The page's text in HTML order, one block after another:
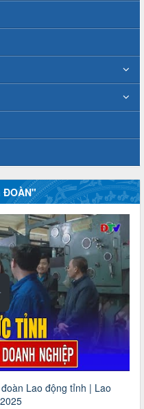
ĐOÀN"
Lao động tỉnh | Lao